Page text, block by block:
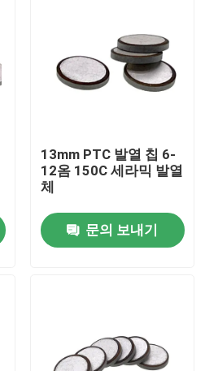
13mm PTC 발열 칩 6-
12옴 150C 세라믹 발열
체
문의 보내기